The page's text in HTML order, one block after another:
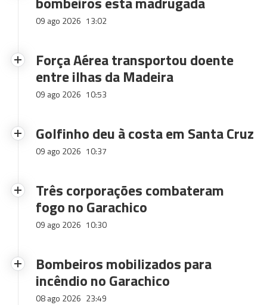
09 ago 2026 13:02
Força Aérea transportou doente
entre ilhas da Madeira
09 ago 2026 10:53
Golfinho deu à costa em Santa Cruz
09 ago 2026 10:37
Três corporações combateram
fogo no Garachico
09 ago 2026 10:30
Bombeiros mobilizados para
incêndio no Garachico
08 ago 2026 23:49